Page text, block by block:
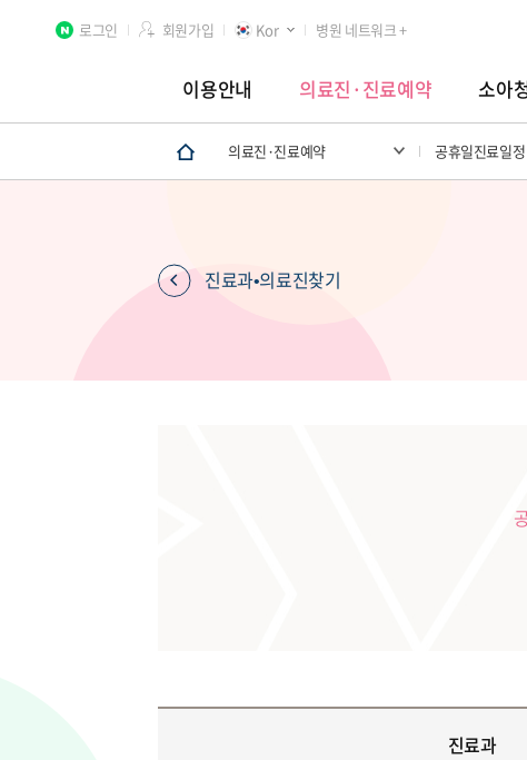
로그인 회원가입 Kor 병원 네트워크 +
이용안내 의료진·진료예약 소아
의료진·진료예약 공휴일진료일정
진료과•의료진찾기
진료과